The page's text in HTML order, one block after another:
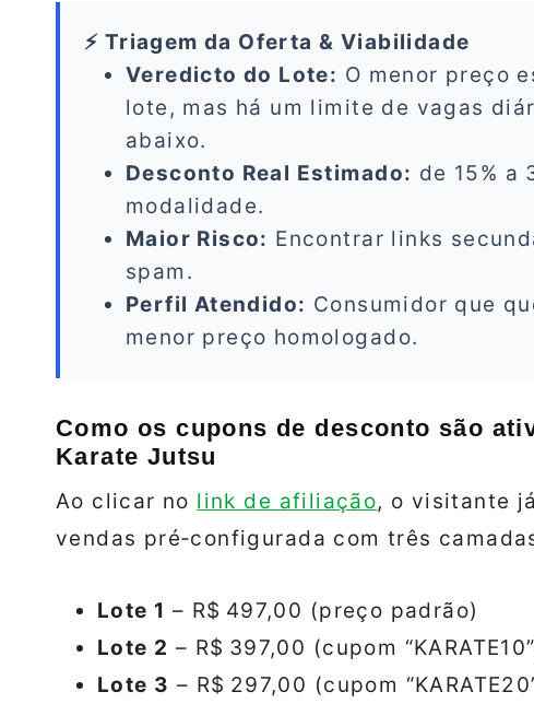
⚡ Triagem da Oferta & Viabilidade
Veredicto do Lote: O menor preço
lote, mas há um limite de vagas
abaixo.
Desconto Real Estimado: de 15% a
modalidade.
Maior Risco: Encontrar links
spam.
Perfil Atendido: Consumidor que
menor preço homologado.
Como os cupons de desconto são
Karate Jutsu
Ao clicar no link de afiliação, o visitante
vendas pré‑configurada com três
Lote 1 – R$ 497,00 (preço padrão)
Lote 2 – R$ 397,00 (cupom
Lote 3 – R$ 297,00 (cupom